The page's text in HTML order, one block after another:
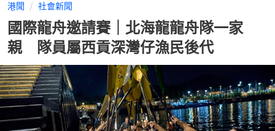
港聞 社會新聞
國際龍舟邀請賽｜北海龍龍舟隊一家
親 隊員屬西貢深灣仔漁民後代